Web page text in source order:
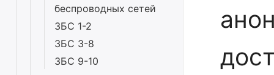
беспроводных сетей
ЗБС 1-2
ЗБС 3-8
ЗБС 9-10